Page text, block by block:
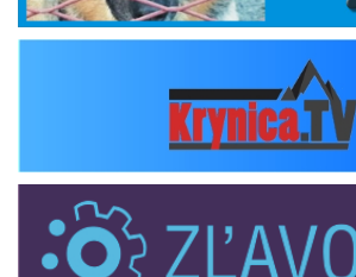
krynica_tv